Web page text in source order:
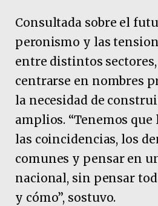
Consultada sobre el
peronismo y las
entre distintos sectores,
centrarse en nombres
la necesidad de
amplios. “Tenemos
las coincidencias, los
comunes y pensar en
nacional, sin pensar
y cómo”, sostuvo.